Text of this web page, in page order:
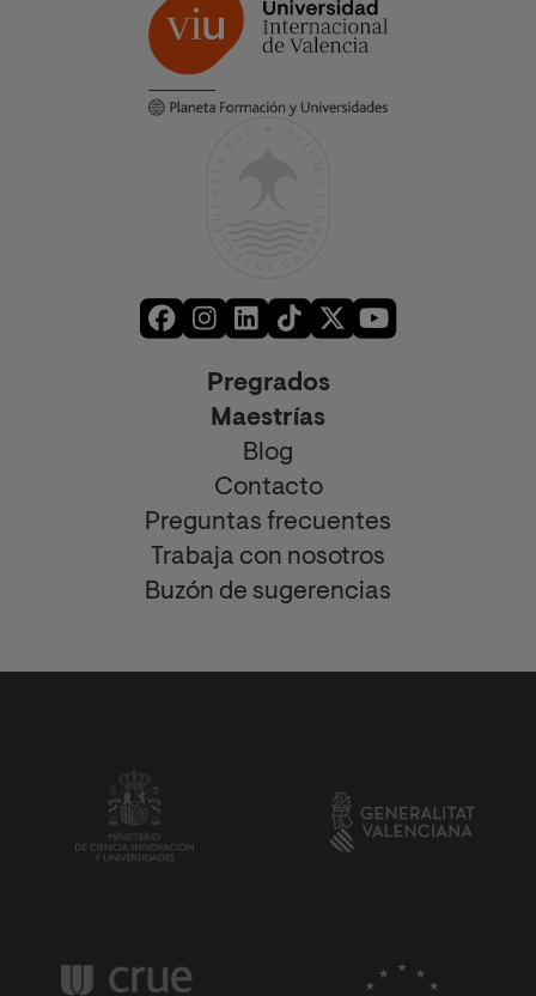
Pregrados
Maestrías
Blog
Contacto
Preguntas frecuentes
Trabaja con nosotros
Buzón de sugerencias